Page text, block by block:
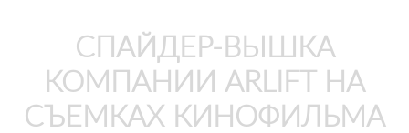
СПАЙДЕР-ВЫШКА
КОМПАНИИ АRLIFT НА
СЪЕМКАХ КИНОФИЛЬМА